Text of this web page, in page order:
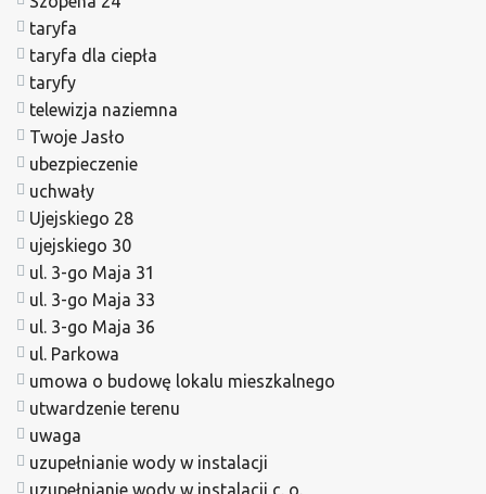
taryfa
taryfa dla ciepła
taryfy
telewizja naziemna
Twoje Jasło
ubezpieczenie
uchwały
Ujejskiego 28
ujejskiego 30
ul. 3-go Maja 31
ul. 3-go Maja 33
ul. 3-go Maja 36
ul. Parkowa
umowa o budowę lokalu mieszkalnego
utwardzenie terenu
uwaga
uzupełnianie wody w instalacji
uzupełnianie wody w instalacji c. o.